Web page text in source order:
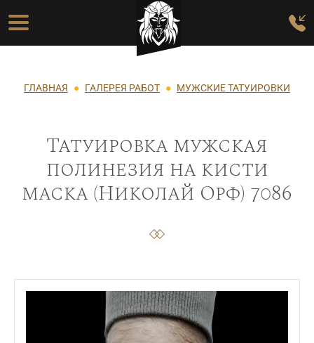
Перейти к основному содержанию
Основная навигация
Строка навигации
ГЛАВНАЯ ГАЛЕРЕЯ РАБОТ МУЖСКИЕ ТАТУИРОВКИ
Татуировка мужская
полинезия на кисти
маска (Николай Орф) 7086